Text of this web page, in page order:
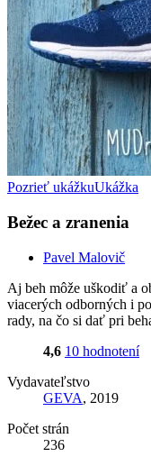
Pozrieť ukážkuUkážka
Bežec a zranenia
Pavel Malovič
Aj beh môže uškodiť a
viacerých odborných i
rady, na čo si dať pri
4,6 10 hodnotení
Vydavateľstvo
GEVA, 2019
Počet strán
236